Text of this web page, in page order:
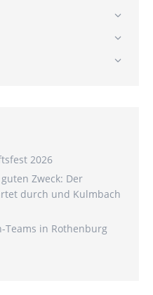
2026
Zweck: Der
durch und Kulmbach
Teams in Rothenburg